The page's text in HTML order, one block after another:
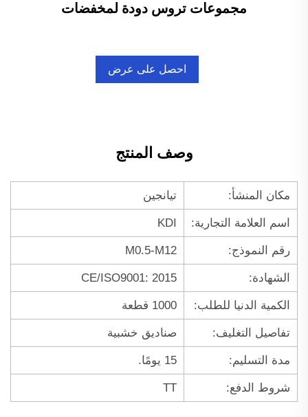
مجموعات تروس دودة لمخفضات
احصل على عرض
وصف المنتج
مكان المنشأ: تيانجين
اسم العلامة التجارية: KDI
رقم النموذج: M0.5-M12
الشهادة: CE/ISO9001: 2015
الكمية الدنيا للطلب: 1000 قطعة
تفاصيل التغليف: صناديق خشبية
مدة التسليم: 15 يومًا.
شروط الدفع: TT